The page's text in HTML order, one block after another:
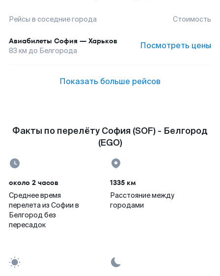
Рейсы в соседние города Стоимость
Авиабилеты София — Харьков
83 км до Белгорода Посмотреть цены
Показать больше рейсов
Факты по перелёту София (SOF) - Белгород
(EGO)
около 2 часов
Среднее время
перелета из Софии в
Белгород без
пересадок
1335 км
Расстояние между
городами